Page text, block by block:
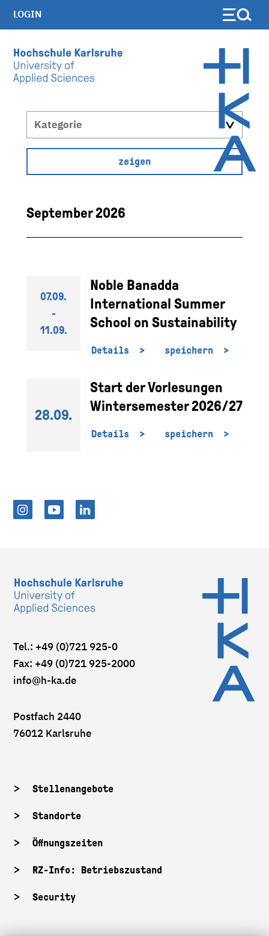
Skip to main content
LOGIN
September 2026
07.09.
-
11.09.
Noble Banadda
International Summer
School on Sustainability
Details speichern
28.09.
Start der Vorlesungen
Wintersemester 2026/27
Details speichern
Tel.: +49 (0)721 925-0
Fax: +49 (0)721 925-2000
info@h-ka.de
Postfach 2440
76012 Karlsruhe
Stellenangebote
Standorte
Öffnungszeiten
RZ-Info: Betriebszustand
Security